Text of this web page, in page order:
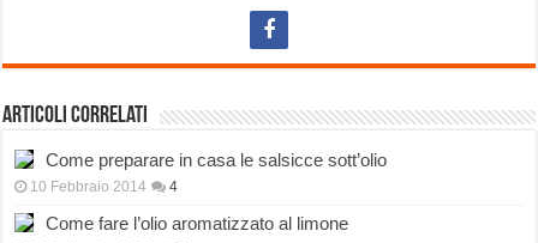
Articoli correlati
Come preparare in casa le salsicce sott’olio
10 Febbraio 2014 4
Come fare l’olio aromatizzato al limone